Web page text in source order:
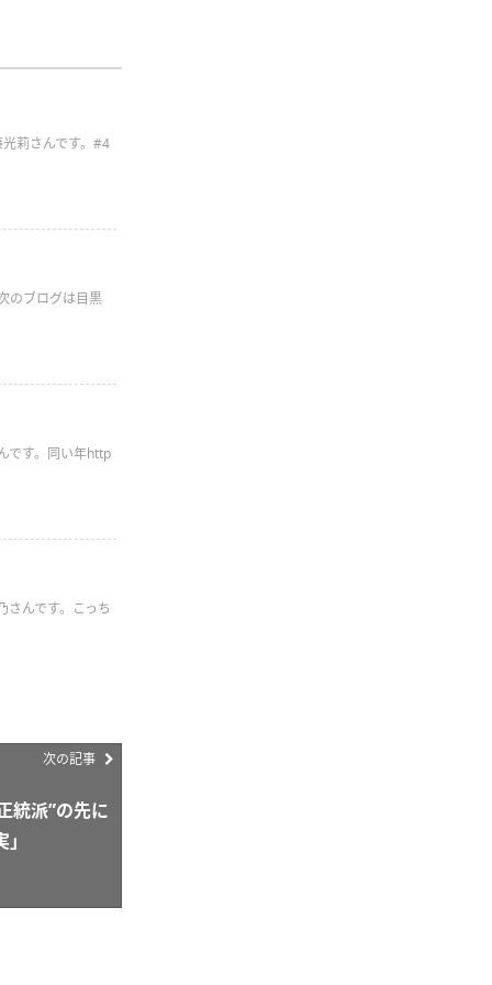
莉さんです。#4
のブログは目黒
です。同い年http
んです。こっち
次の記事
統派”の先に